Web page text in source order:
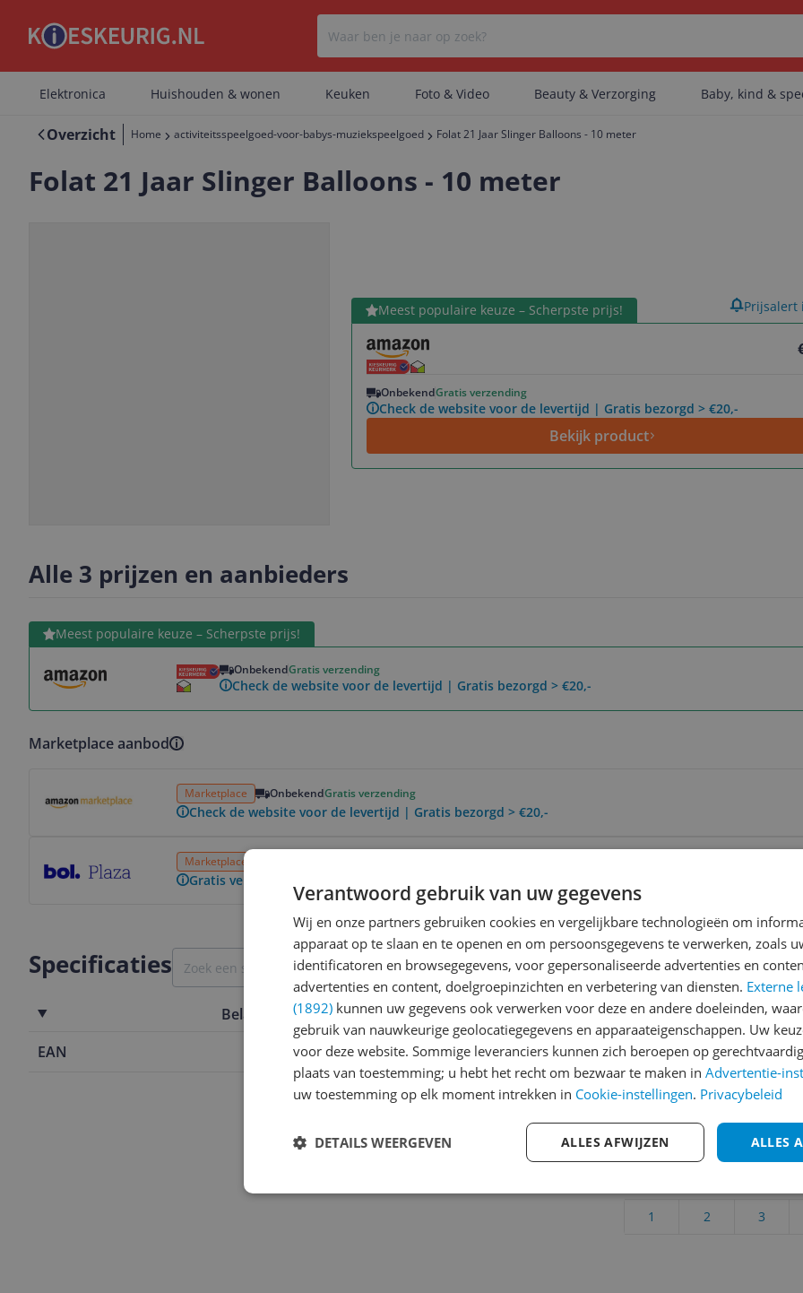
Er zijn geen artikelen gevonden.
Elektronica Huishouden & wonen Keuken Foto & Video Beauty & Verzorging Baby, kind &
Overzicht Home activiteitsspeelgoed-voor-babys-muziekspeelgoed Folat 21 Jaar Slinger Balloons - 10 meter
Folat 21 Jaar Slinger Balloons - 10 meter
Meest populaire keuze – Scherpste prijs!
OnbekendGratis verzending
Check de website voor de levertijd | Gratis bezorgd > €20,-
Bekijk product
Bekijk product Prijsalert
Alle 3 prijzen en aanbieders
Meest populaire keuze – Scherpste prijs!
OnbekendGratis verzending
Check de website voor de levertijd | Gratis bezorgd > €20,-
Bekijk product
Marketplace aanbod
Marketplace OnbekendGratis verzending
Check de website voor de levertijd | Gratis bezorgd > €20,-
Marketplace
Gratis verzending vanaf € 25,- | 30 Dagen Bedenktijd
Specificaties
Belangrijkste kenmerken
EAN
8714572045438
Reviews
Er zijn nog geen
Heb jij dit product in bezit
met het schrijven van je
een review gemiddeld
andere bezoekers een
Cijfer
3
2
1
Verantwoord gebruik van uw gegevens
Wij en onze partners gebruiken cookies en vergelijkbare technologieën om
apparaat op te slaan en te openen en om persoonsgegevens te verwerken, zoals
identificatoren en browsegegevens, voor gepersonaliseerde advertenties en
advertenties en content, doelgroepinzichten en verbetering van diensten. Externe
(1892) kunnen uw gegevens ook verwerken voor deze en andere doeleinden,
gebruik van nauwkeurige geolocatiegegevens en apparaateigenschappen. Uw
voor deze website. Sommige leveranciers kunnen zich beroepen op
plaats van toestemming; u hebt het recht om bezwaar te maken in Advertentie-
uw toestemming op elk moment intrekken in Cookie-instellingen. Privacybeleid
ALLES
ALLES AFWIJZEN
DETAILS WEERGEVEN